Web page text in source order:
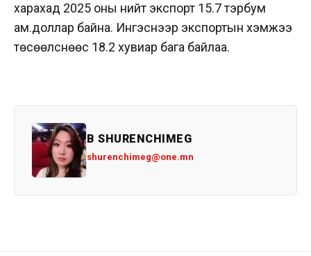
харахад 2025 оны нийт экспорт 15.7 тэрбум
ам.доллар байна. Ингэснээр экспортын хэмжээ
төсөөлснөөс 18.2 хувиар бага байлаа.
B SHURENCHIMEG
shurenchimeg@one.mn